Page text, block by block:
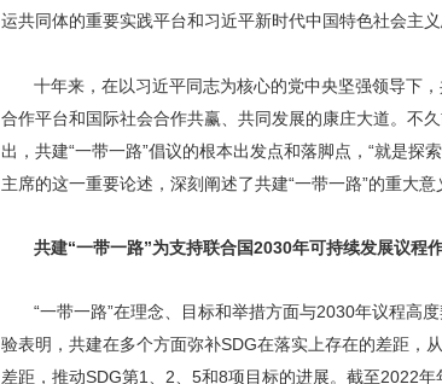
运共同体的重要实践平台和习近平新时代中国特色社会主义
十年来，在以习近平同志为核心的党中央坚强领导下
合作平台和国际社会合作共赢、共同发展的康庄大道。不
出，共建“一带一路”倡议的根本出发点和落脚点，“就是探
主席的这一重要论述，深刻阐述了共建“一带一路”的重大
共建“一带一路”为支持联合国2030年可持续发展议程
“一带一路”在理念、目标和举措方面与2030年议程高
验表明，共建在多个方面弥补SDG在落实上存在的差距，
差距，推动SDG第1、2、5和8项目标的进展。截至2022